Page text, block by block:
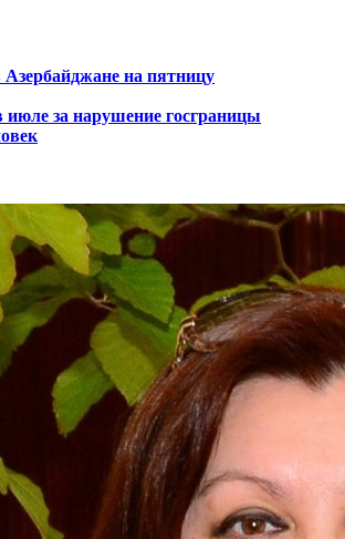
на пятницу
июле за нарушение госграницы